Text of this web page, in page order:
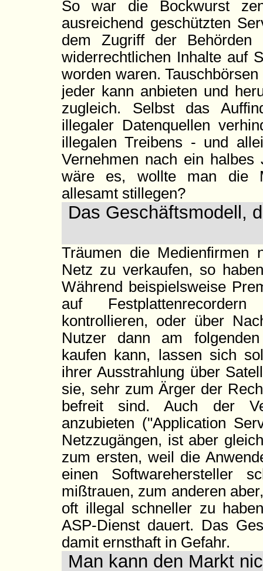
So war die Bockwurst
ausreichend geschützten
dem Zugriff der Behörden
widerrechtlichen Inhalte auf
worden waren.
jeder kann anbieten und
zugleich. Selbst das
illegaler Datenquellen
illegalen Treibens - und
Vernehmen nach ein
wäre es, wollte man die
allesamt stillegen?
Das Geschäftsmodell,
Träumen die Medienfirmen
Netz zu verkaufen, so
Während beispielsweise
auf
kontrollieren, oder über
Nutzer dann am
kaufen kann, lassen sich
ihrer Ausstrahlung über
sie, sehr zum Ärger der
befreit sind. Auch der
anzubieten ("Application
Netzzugängen, ist aber
zum ersten, weil die
einen Softwarehersteller
mißtrauen, zum anderen
oft illegal schneller zu
ASP-Dienst dauert. Das
damit ernsthaft in Gefahr.
Man kann den Markt